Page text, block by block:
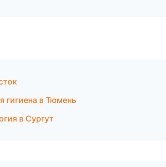
гигиена в Тюмень
в Сургут